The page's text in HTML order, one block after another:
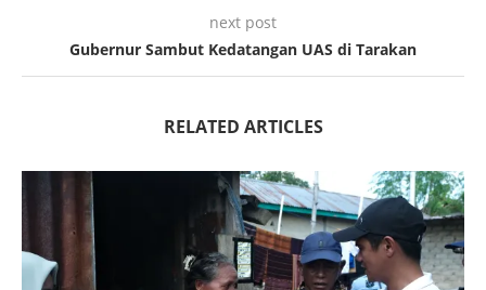
next post
Gubernur Sambut Kedatangan UAS di Tarakan
RELATED ARTICLES